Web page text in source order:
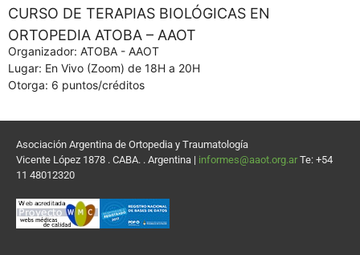
CURSO DE TERAPIAS BIOLÓGICAS EN
ORTOPEDIA ATOBA – AAOT
Organizador: ATOBA - AAOT
Lugar: En Vivo (Zoom) de 18H a 20H
Otorga: 6 puntos/créditos
Asociación Argentina de Ortopedia y Traumatología
Vicente López 1878 . CABA. . Argentina | informes@aaot.org.ar Te: +54
11 48012320